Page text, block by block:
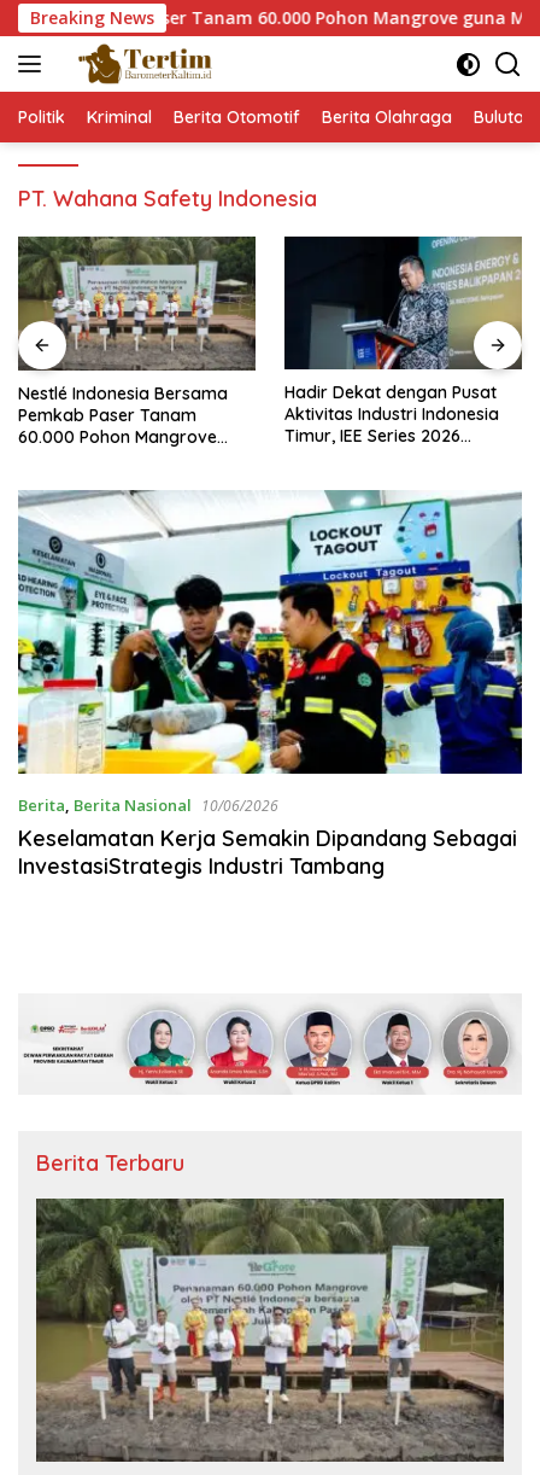
Langsung
ke
konten
Breaking News
Pemkab Paser Tanam 60.000 Pohon Mangrove guna
Politik Kriminal Berita Otomotif Berita Olahraga
PT. Wahana Safety Indonesia
Nestlé Indonesia Bersama
Pemkab Paser Tanam
60.000 Pohon Mangrove
Hadir Dekat dengan Pusat
Aktivitas Industri Indonesia
Timur, IEE Series 2026
Berita, Berita Nasional 10/06/2026
Keselamatan Kerja Semakin Dipandang Sebagai
InvestasiStrategis Industri Tambang
Berita Terbaru